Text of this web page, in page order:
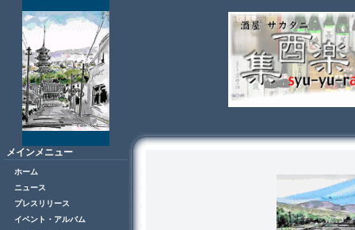
メインメニュー
ホーム
ニュース
プレスリリース
イベント・アルバム